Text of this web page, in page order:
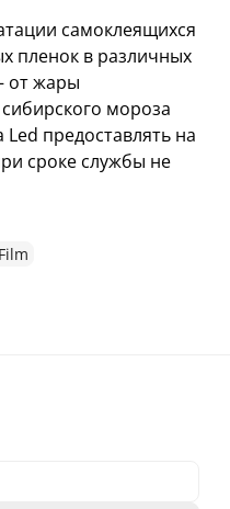
самоклеящихся
пленок в различных
от жары
мороза
предоставлять на
сроке службы не